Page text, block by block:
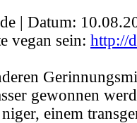
| Datum:
vegan sein: http://
gewonnen
einem